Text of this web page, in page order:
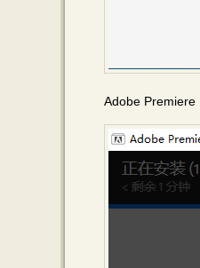
Adobe Premiere